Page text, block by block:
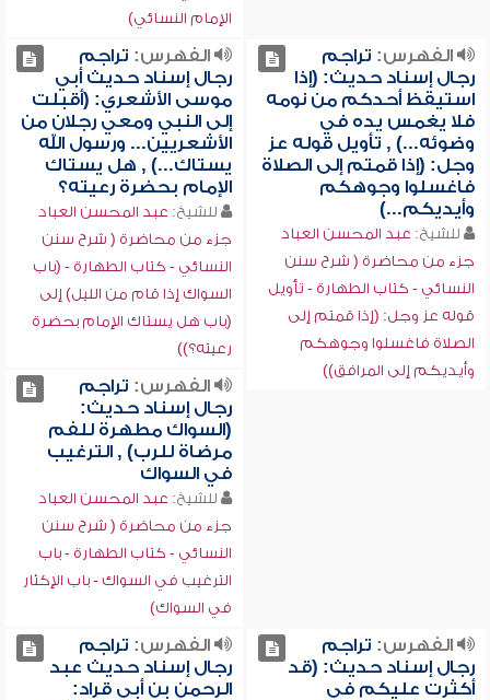
الإمام النسائي)
الفهرس: تراجم
رجال إسناد حديث: (إذا
استيقظ أحدكم من نومه
فلا يغمس يده في
وضوئه...) , تأويل قوله عز
وجل: (إذا قمتم إلى الصلاة
فاغسلوا وجوهكم
وأيديكم...)
للشيخ: عبد المحسن العباد
جزء من محاضرة ( شرح سنن
النسائي - كتاب الطهارة - تأويل
قوله عز وجل: (إذا قمتم إلى
الصلاة فاغسلوا وجوهكم
وأيديكم إلى المرافق))
الفهرس: تراجم
رجال إسناد حديث أبي
موسى الأشعري: (أقبلت
إلى النبي ومعي رجلان من
الأشعريين... ورسول الله
يستاك...) , هل يستاك
الإمام بحضرة رعيته؟
للشيخ: عبد المحسن العباد
جزء من محاضرة ( شرح سنن
النسائي - كتاب الطهارة - (باب
السواك إذا قام من الليل) إلى
(باب هل يستاك الإمام بحضرة
رعيته؟))
الفهرس: تراجم
رجال إسناد حديث:
(السواك مطهرة للفم
مرضاة للرب) , الترغيب
في السواك
للشيخ: عبد المحسن العباد
جزء من محاضرة ( شرح سنن
النسائي - كتاب الطهارة - باب
الترغيب في السواك - باب الإكثار
في السواك)
الفهرس: تراجم
رجال إسناد حديث: (قد
أكثرت عليكم في
الفهرس: تراجم
رجال إسناد حديث عبد
الرحمن بن أبي قراد: